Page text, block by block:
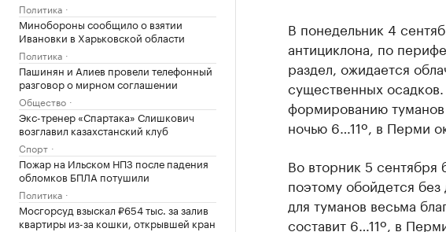
Политика
Минобороны сообщило о взятии
Ивановки в Харьковской области
Политика
Пашинян и Алиев провели телефонный
разговор о мирном соглашении
Общество
Экс-тренер «Спартака» Слишкович
возглавил казахстанский клуб
Спорт
Пожар на Ильском НПЗ после падения
обломков БПЛА потушили
Политика
Мосгорсуд взыскал ₽654 тыс. за залив
квартиры из-за кошки, открывшей кран
В понедельник 4
антициклона, по
раздел, ожидается
существенных осадков.
формированию туманов
ночью 6…11º, в Перми
Во вторник 5 сентября
поэтому обойдется
для туманов весьма
составит 6…11º, в